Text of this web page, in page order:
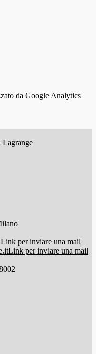
da Google Analytics
Link per inviare una mail
Link per inviare una mail